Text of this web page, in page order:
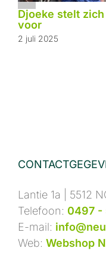
Djoeke stelt zich
voor
2 juli 2025
Lantie 1a | 5512
Telefoon: 0497 -
E-mail:
Web: Webshop